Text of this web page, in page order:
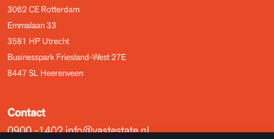
3062 CE Rotterdam
Emmalaan 33
3581 HP Utrecht
Businesspark Friesland-West 27E
8447 SL Heerenveen
Contact
0900 -1402info@vastestate.nl